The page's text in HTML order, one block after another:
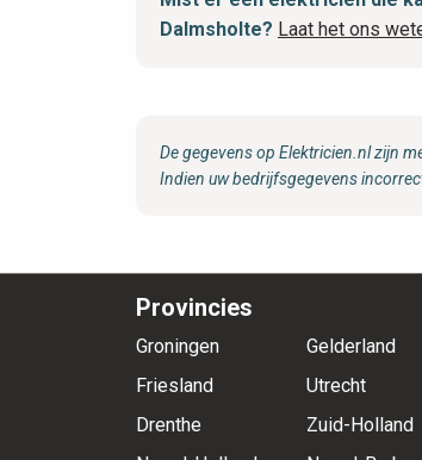
Dalmsholte? Laat het ons
De gegevens op Elektricien.nl zijn
Indien uw bedrijfsgegevens
Provincies
Groningen
Friesland
Drenthe
Gelderland
Utrecht
Zuid-Holland